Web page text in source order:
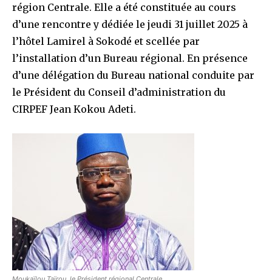
région Centrale. Elle a été constituée au cours
d’une rencontre y dédiée le jeudi 31 juillet 2025 à
l’hôtel Lamirel à Sokodé et scellée par
l’installation d’un Bureau régional. En présence
d’une délégation du Bureau national conduite par
le Président du Conseil d’administration du
CIRPEF Jean Kokou Adeti.